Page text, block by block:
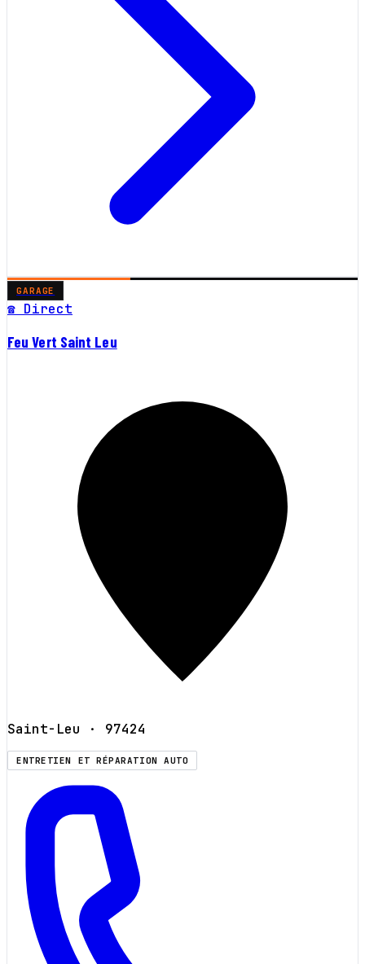
GARAGE
☎ Direct
Feu Vert Saint Leu
Saint-Leu · 97424
ENTRETIEN ET RÉPARATION AUTO